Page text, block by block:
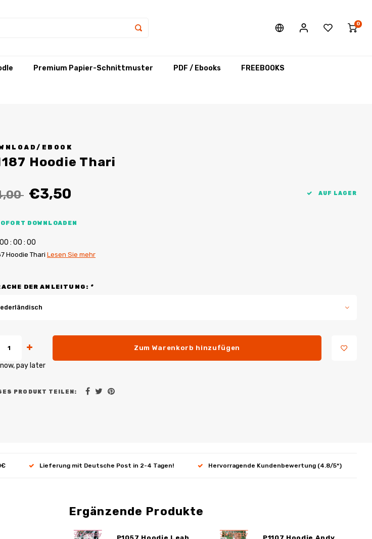
0
Premium Papier-Schnittmuster PDF / Ebooks FREEBOOKS
EBOOK
Hoodie Thari
€3,50 AUF LAGER
DOWNLOADEN
00 : 00 : 00
Hoodie Thari Lesen Sie mehr
DER ANLEITUNG: *
Zum Warenkorb hinzufügen
pay later
PRODUKT TEILEN:
Lieferung mit Deutsche Post in 2-4 Tagen! Hervorragende Kundenbewertung (4.8/5*)
Ergänzende Produkte
P1057 Hoodie Leah P1107 Hoodie Andy